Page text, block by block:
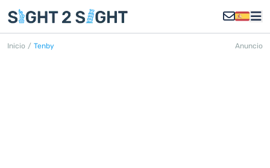
Inicio / Tenby Anuncio